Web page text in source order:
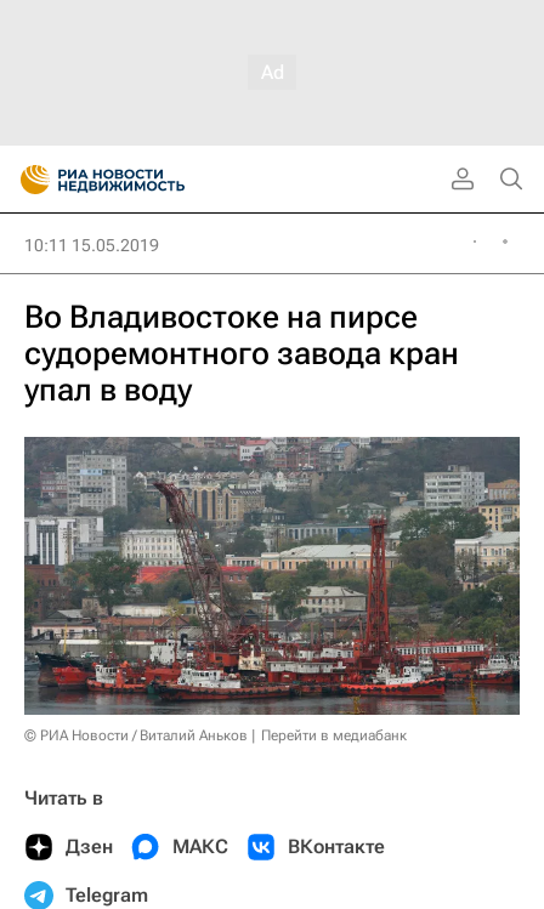
10:11 15.05.2019
Во Владивостоке на пирсе
судоремонтного завода кран
упал в воду
© РИА Новости / Виталий Аньков Перейти в медиабанк
Читать в
Дзен МАКС ВКонтакте
Telegram